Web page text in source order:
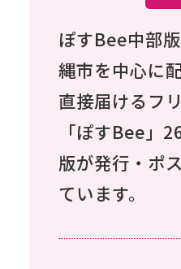
ぽすBee中部
縄市を中心に
直接届けるフ
「ぽすBee」
版が発行・ポ
ています。